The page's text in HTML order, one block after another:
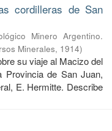
cordilleras de San
Minero Argentino.
Minerales, 1914)
su viaje al Macizo del
Provincia de San Juan,
E. Hermitte. Describe